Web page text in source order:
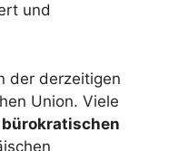
und
der derzeitigen
Union. Viele
bürokratischen